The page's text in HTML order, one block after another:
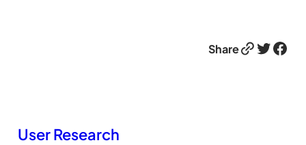
ShareLink Twitter Facebook
User Research